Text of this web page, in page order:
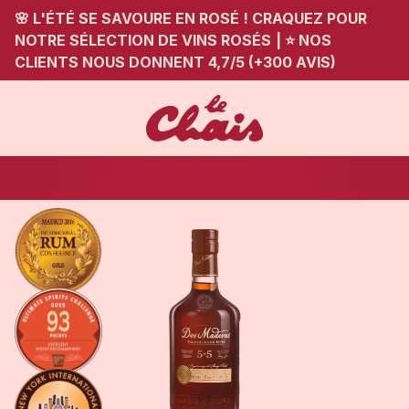
🌸 L'ÉTÉ SE SAVOURE EN ROSÉ ! CRAQUEZ POUR
NOTRE SÉLECTION DE VINS ROSÉS
⭐ NOS
CLIENTS NOUS DONNENT 4,7/5 (+300 AVIS)